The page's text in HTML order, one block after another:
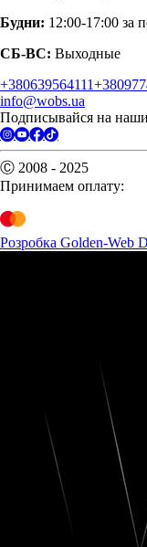
Будни: 12:00-17:00 за
СБ-ВС: Выходные
+380639564111
info@wobs.ua
Подписывайся на
Ⓒ 2008 - 2025
Принимаем оплату:
Розробка Golden-Web